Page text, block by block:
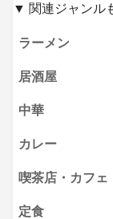
▼ 関連ジャンル
ラーメン
居酒屋
中華
カレー
喫茶店・カフェ
定食